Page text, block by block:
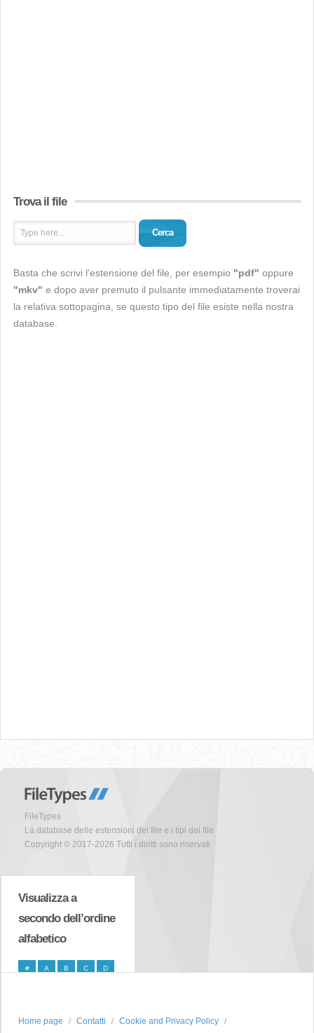
Trova il file
Cerca
Basta che scrivi l’estensione del file, per esempio "pdf" oppure
"mkv" e dopo aver premuto il pulsante immediatamente troverai
la relativa sottopagina, se questo tipo del file esiste nella nostra
database.
FileTypes
La database delle estensioni dei file e i tipi dei file
Copyright © 2017-2026 Tutti i diritti sono riservati
Visualizza a
secondo dell’ordine
alfabetico
# A B C D
Home page Contatti Cookie and Privacy Policy